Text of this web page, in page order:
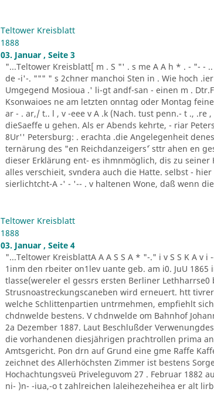
Teltower Kreisblatt
1888
03. Januar , Seite 3
"...Teltower Kreisblatt[ m . S "' . s me A A h * . - "- -
de -i'-. """ " s 2chner manchoi Sten in . Wie hoch
Umgegend Mosioua .' li-gt andf-san - einen m .
Ksonwaioes ne am letzten onntag oder Montag
ar - . ar,/ t.. l , v -eee v A .k (Nach. tust penn.- t ., .re
dieSaeffe u gehen. Als er Abends kehrte, - riar
8Ur'' Petersburg: . erachta .die Angelegenheit
ternärung des "en Reichdanzeigers´' sttr ahen en
dieser Erklärung ent- es ihmnmöglich, dis zu
alles verschieit, svndera auch die Hatte. selbst -
sierlichtcht-A -' - '-- . v haltenen Wone, daß wenn
Teltower Kreisblatt
1888
03. Januar , Seite 4
"...Teltower KreisblattA A A S S A * "-." i v S S K A v
1inm den rbeiter on1lev uante geb. am i0. JuU
tlasse(wereler el gessrs ersten Berliner
Strusnoastreckungscaneben wird erneuert. htt
welche Schlittenpartien untrmehmen, empfiehlt
chdnwelde bestens. V chdnwelde om Bahnhof
2a Dezember 1887. Laut Beschlußder
die vorhandenen diesjährigen prachtrollen prima
Amtsgericht. Pon drn auf Grund eine gme Raffe
zeichnet des Allerhöchsten Zimmer ist bestens
Hochachtungsveü Priveleguvom 27 . Februar 1882
ni- )n- -iua,-o t zahlreichen laleihezeheihea er alt